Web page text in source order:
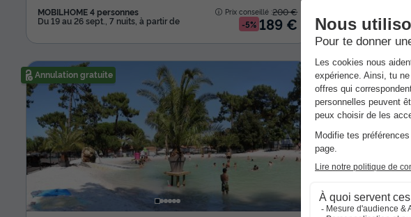
MOBILHOME 4 personnes
Du 19 au 26 sept., 7 nuits, à partir de
Prix conseillé :200 €
-5% 189 € Du 26 sept. au 3
Annulation gratuite Annulation